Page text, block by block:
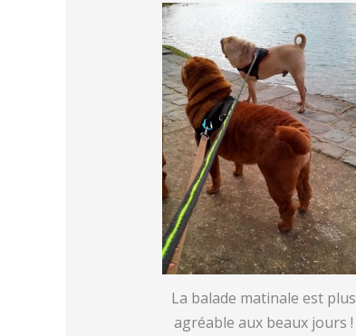
La balade matinale est plus
agréable aux beaux jours !